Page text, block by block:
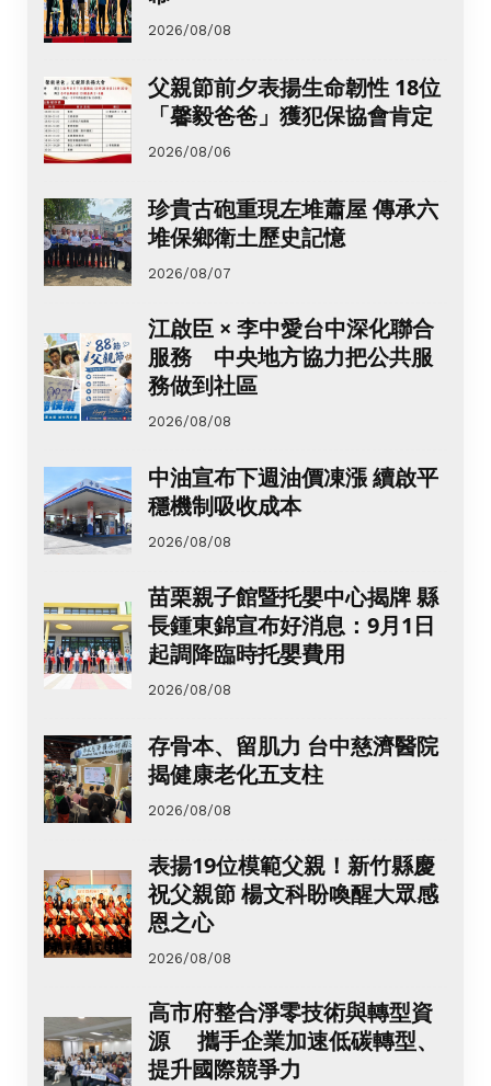
2026/08/08
父親節前夕表揚生命韌性 18位
「馨毅爸爸」獲犯保協會肯定
2026/08/06
珍貴古砲重現左堆蕭屋 傳承六
堆保鄉衛土歷史記憶
2026/08/07
江啟臣 × 李中愛台中深化聯合
服務 中央地方協力把公共服
務做到社區
2026/08/08
中油宣布下週油價凍漲 續啟平
穩機制吸收成本
2026/08/08
苗栗親子館暨托嬰中心揭牌 縣
長鍾東錦宣布好消息：9月1日
起調降臨時托嬰費用
2026/08/08
存骨本、留肌力 台中慈濟醫院
揭健康老化五支柱
2026/08/08
表揚19位模範父親！新竹縣慶
祝父親節 楊文科盼喚醒大眾感
恩之心
2026/08/08
高市府整合淨零技術與轉型資
源 攜手企業加速低碳轉型、
提升國際競爭力